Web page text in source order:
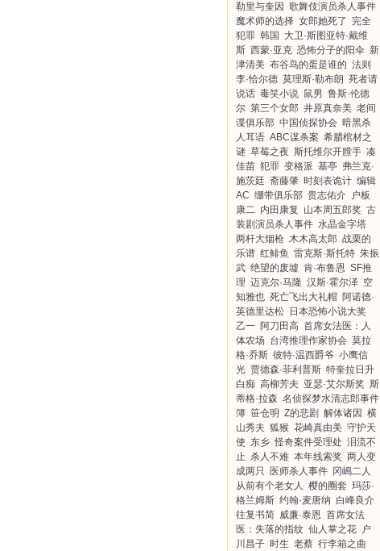
勒里与奎因 歌舞伎演员杀人事件
魔术师的选择 女郎她死了 完全
犯罪 韩国
大卫·斯图亚特·戴维
斯 西蒙·亚克 恐怖分子的阳伞 新
津清美 布谷鸟的蛋是谁的 法则
李·恰尔德 莫理斯·勒布朗 死者请
说话 毒笑小说 鼠男 鲁斯·伦德
尔 第三个女郎 井原真奈美 老间
谍俱乐部 中国侦探协会 暗黑杀
人耳语 ABC谋杀案 希腊棺材之
谜 草莓之夜 斯托维尔开膛手 凑
佳苗 犯罪 变格派 基亭 弗兰克·
施茨廷 斋藤肇 时刻表诡计 编辑
AC 绷带俱乐部 贵志佑介 户板
康二 内田康复 山本周五郎奖 古
装剧演员杀人事件 水晶金字塔
两杆大烟枪 木木高太郎 战栗的
乐谱 红鲱鱼 雷克斯·斯托特 朱振
武 绝望的废墟 肯·布鲁恩 SF推
理 迈克尔·马隆 汉斯·霍尔泽 空
知雅也 死亡飞出大礼帽 阿诺德·
英德里达松 日本恐怖小说大奖
乙一 阿刀田高 首席女法医：人
体农场 台湾推理作家协会 莫拉
格·乔斯 彼特·温西爵爷 小鹰信
光 贾德森·菲利普斯 特奎拉日升
白痴 高柳芳夫 亚瑟·艾尔斯奖 斯
蒂格·拉森 名侦探梦水清志郎事件
簿 笹仓明 Z的悲剧 解体诸因 横
山秀夫 狐猴 花崎真由美 守护天
使 东乡 怪奇案件受理处 泪流不
止 杀人不难 本年线索奖 两人变
成两只
医师杀人事件 冈嶋二人
从前有个老女人 樱的圈套 玛莎·
格兰姆斯 约翰·麦唐纳 白峰良介
往复书简 威廉·泰恩 首席女法
医：失落的指纹 仙人掌之花 户
川昌子 时生 老蔡 行李箱之曲